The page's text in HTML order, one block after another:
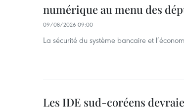
numérique au menu des
09/08/2026 09:00
La sécurité du système bancaire et
Les IDE sud-coréens